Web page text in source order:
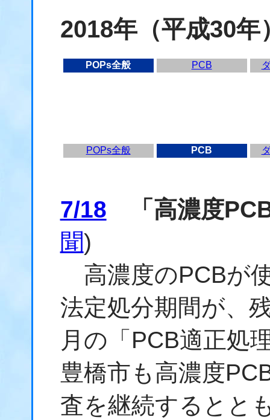
2018年（平成30年
POPs全般 PCB
POPs全般 PCB
7/18 「高濃度
聞)
高濃度のPCBが
法定処分期間が、
月の「PCB適正処
豊橋市も高濃度
査を継続するとと